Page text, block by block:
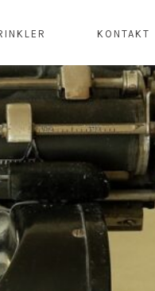
KONTAKT